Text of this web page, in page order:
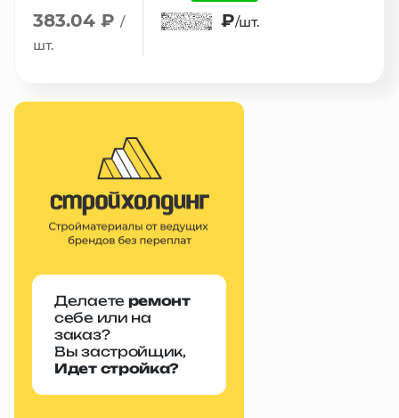
383.04 ₽ /
шт.
₽/шт.
Делаете ремонт
себе или на
заказ?
Вы застройщик,
Идет стройка?